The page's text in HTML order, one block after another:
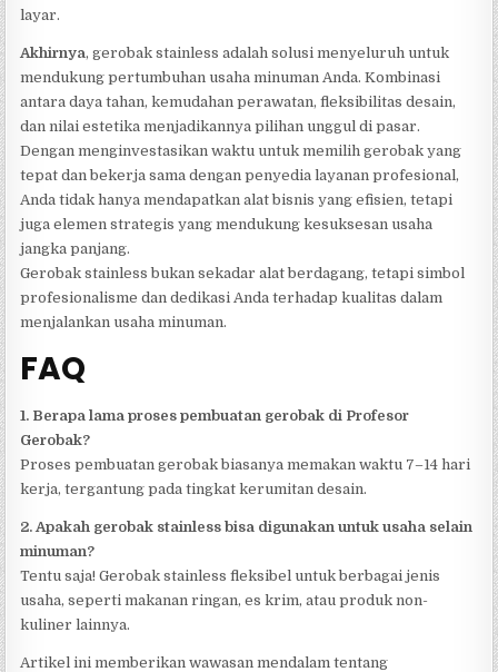
layar.
Akhirnya, gerobak stainless adalah solusi menyeluruh untuk
mendukung pertumbuhan usaha minuman Anda. Kombinasi
antara daya tahan, kemudahan perawatan, fleksibilitas desain,
dan nilai estetika menjadikannya pilihan unggul di pasar.
Dengan menginvestasikan waktu untuk memilih gerobak yang
tepat dan bekerja sama dengan penyedia layanan profesional,
Anda tidak hanya mendapatkan alat bisnis yang efisien, tetapi
juga elemen strategis yang mendukung kesuksesan usaha
jangka panjang.
Gerobak stainless bukan sekadar alat berdagang, tetapi simbol
profesionalisme dan dedikasi Anda terhadap kualitas dalam
menjalankan usaha minuman.
FAQ
1. Berapa lama proses pembuatan gerobak di Profesor
Gerobak?
Proses pembuatan gerobak biasanya memakan waktu 7–14 hari
kerja, tergantung pada tingkat kerumitan desain.
2. Apakah gerobak stainless bisa digunakan untuk usaha selain
minuman?
Tentu saja! Gerobak stainless fleksibel untuk berbagai jenis
usaha, seperti makanan ringan, es krim, atau produk non-
kuliner lainnya.
Artikel ini memberikan wawasan mendalam tentang